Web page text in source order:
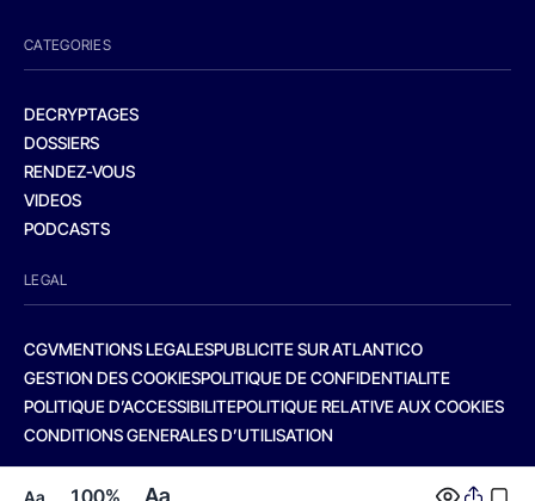
Aa 100% Aa
CATEGORIES
DECRYPTAGES
DOSSIERS
RENDEZ-VOUS
VIDEOS
PODCASTS
LEGAL
CGVMENTIONS LEGALESPUBLICITE SUR ATLANTICO
GESTION DES COOKIESPOLITIQUE DE CONFIDENTIALITE
POLITIQUE D’ACCESSIBILITEPOLITIQUE RELATIVE AUX COOKIES
CONDITIONS GENERALES D’UTILISATION